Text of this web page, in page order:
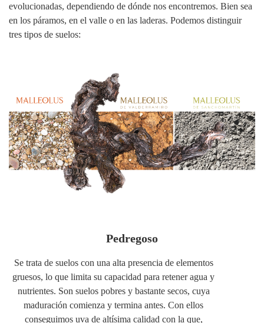
evolucionadas, dependiendo de dónde nos encontremos. Bien sea
en los páramos, en el valle o en las laderas. Podemos distinguir
tres tipos de suelos:
Pedregoso
Se trata de suelos con una alta presencia de elementos
gruesos, lo que limita su capacidad para retener agua y
nutrientes. Son suelos pobres y bastante secos, cuya
maduración comienza y termina antes. Con ellos
conseguimos uva de altísima calidad con la que,